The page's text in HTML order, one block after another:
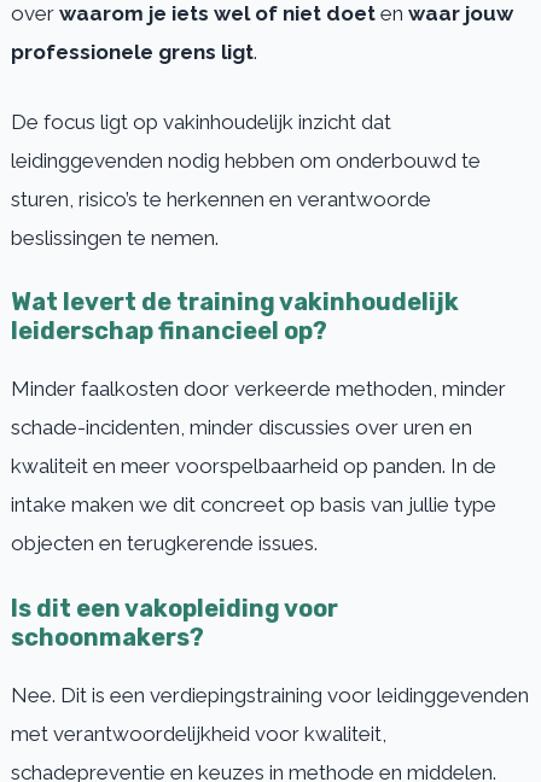
over waarom je iets wel of niet doeten waar jouw
professionele grens ligt.
De focus ligt op vakinhoudelijk inzicht dat
leidinggevenden nodig hebben om onderbouwd te
sturen, risico’s te herkennen en verantwoorde
beslissingen te nemen.
Wat levert de training vakinhoudelijk
leiderschap financieel op?
Minder faalkosten door verkeerde methoden, minder
schade-incidenten, minder discussies over uren en
kwaliteit en meer voorspelbaarheid op panden. In de
intake maken we dit concreet op basis van jullie type
objecten en terugkerende issues.
Is dit een vakopleiding voor
schoonmakers?
Nee. Dit is een verdiepingstraining voor leidinggevenden
met verantwoordelijkheid voor kwaliteit,
schadepreventie en keuzes in methode en middelen.